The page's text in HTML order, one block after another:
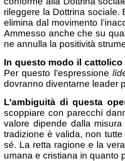
rileggere la Dottrina sociale.
elimina dal movimento
Ammesso anche che su
ne annulla la positività
In questo modo il
Per questo l’espressione
dovranno diventarne leader
L’ambiguità di questa
scoppiare con parecchi
valore dipende dalla
tradizione è valida, non
sé. La retta ragione e la
umana e cristiana in quanto